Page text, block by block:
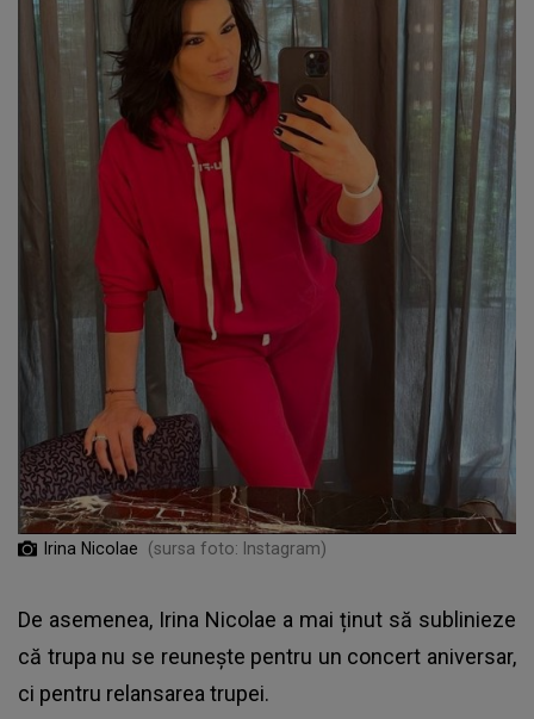
Irina Nicolae (sursa foto: Instagram)
De asemenea, Irina Nicolae a mai ținut să sublinieze
că trupa nu se reunește pentru un concert aniversar,
ci pentru relansarea trupei.